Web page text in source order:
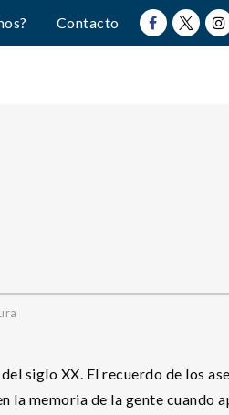
Contacto
siglo XX. El recuerdo de los
la memoria de la gente cuando